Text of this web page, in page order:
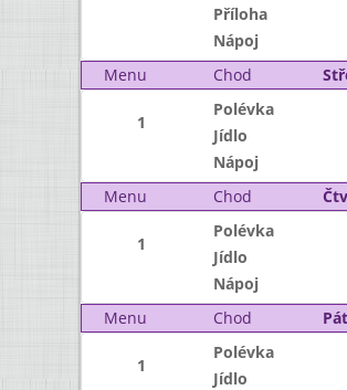
Příloha
Nápoj
Menu
Chod
1
Polévka
Jídlo
Nápoj
Menu
Chod
1
Polévka
Jídlo
Nápoj
Menu
Chod
1
Polévka
Jídlo